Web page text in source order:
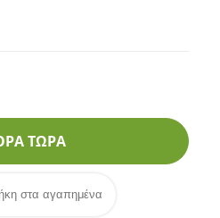
ΤΩΡΑ
στα αγαπημένα